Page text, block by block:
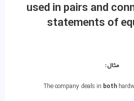
used in pairs and
statements of
مثال:
The company deals in both